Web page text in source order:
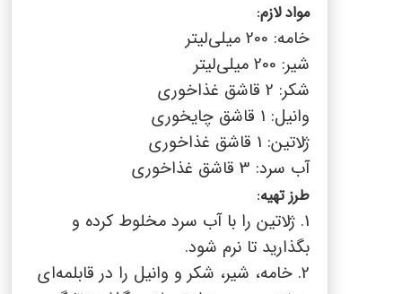
مواد لازم:
خامه: 200 میلی‌لیتر
شیر: 200 میلی‌لیتر
شکر: 2 قاشق غذاخوری
وانیل: 1 قاشق چایخوری
ژلاتین: 1 قاشق غذاخوری
آب سرد: 3 قاشق غذاخوری
طرز تهیه:
1. ژلاتین را با آب سرد مخلوط کرده و
بگذارید تا نرم شود.
2. خامه، شیر، شکر و وانیل را در قابلمه‌ای